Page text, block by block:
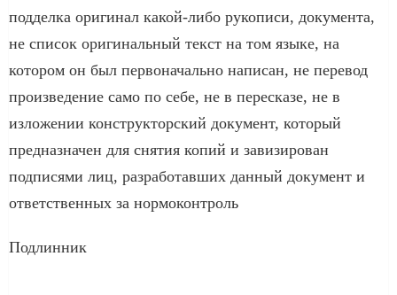
подделка оригинал какой-либо рукописи, документа,
не список оригинальный текст на том языке, на
котором он был первоначально написан, не перевод
произведение само по себе, не в пересказе, не в
изложении конструкторский документ, который
предназначен для снятия копий и завизирован
подписями лиц, разработавших данный документ и
ответственных за нормоконтроль
Подлинник